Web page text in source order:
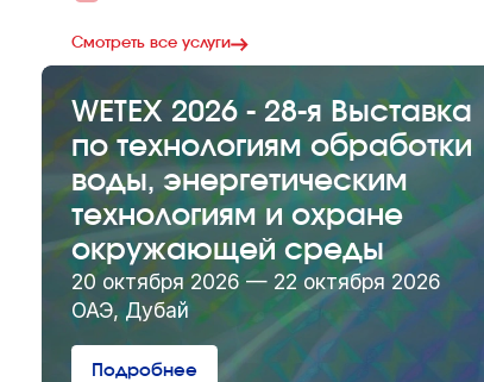
Смотреть все услуги
WETEX 2026 - 28-я Выставка
по технологиям обработки
воды, энергетическим
технологиям и охране
окружающей среды
20 октября 2026 — 22 октября 2026
ОАЭ, Дубай
Подробнее